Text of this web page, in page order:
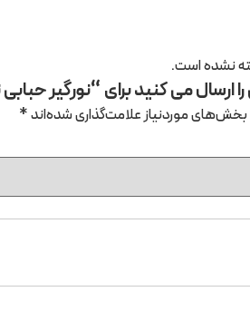
نشده است.
می کنید برای “نورگیر حبابی نشکن 100
بخش‌های موردنیاز علامت‌گذاری شده‌اند*